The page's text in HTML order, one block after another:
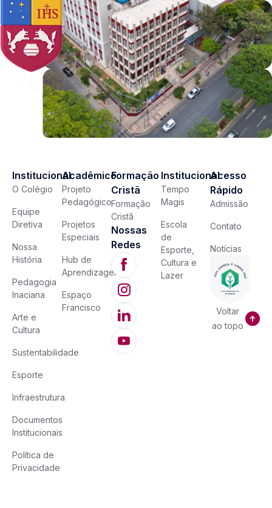
Institucional
O Colégio
Equipe
Diretiva
Nossa
História
Pedagogia
Inaciana
Arte e
Cultura
Sustentabilidade
Esporte
Infraestrutura
Documentos
Institucionais
Política de
Privacidade
Acadêmico
Projeto
Pedagógico
Projetos
Especiais
Hub de
Aprendizagem
Espaço
Francisco
Formação
Cristã
Formação
Cristã
Nossas
Redes
Institucional
Tempo
Magis
Escola
de
Esporte,
Cultura e
Lazer
Acesso
Rápido
Admissão
Contato
Notícias
Voltar
ao topo